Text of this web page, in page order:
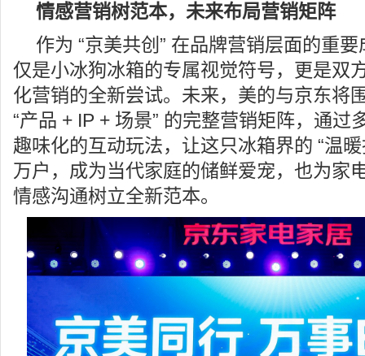
情感营销树范本，未来布局营销矩阵
作为 “京美共创” 在品牌营销层面的重
仅是小冰狗冰箱的专属视觉符号，更是双
化营销的全新尝试。未来，美的与京东将
“产品 + IP + 场景” 的完整营销矩阵，通过
趣味化的互动玩法，让这只冰箱界的 “温
万户，成为当代家庭的储鲜爱宠，也为家
情感沟通树立全新范本。